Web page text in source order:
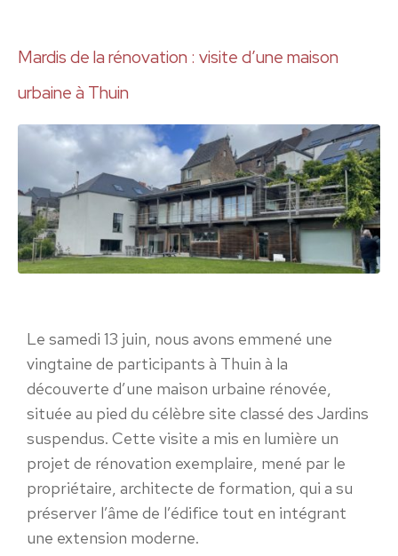
Mardis de la rénovation : visite d’une maison
urbaine à Thuin
Le samedi 13 juin, nous avons emmené une
vingtaine de participants à Thuin à la
découverte d’une maison urbaine rénovée,
située au pied du célèbre site classé des Jardins
suspendus. Cette visite a mis en lumière un
projet de rénovation exemplaire, mené par le
propriétaire, architecte de formation, qui a su
préserver l’âme de l’édifice tout en intégrant
une extension moderne.